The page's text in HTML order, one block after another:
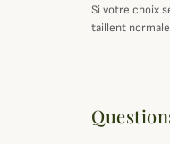
Si votre choix
taillent